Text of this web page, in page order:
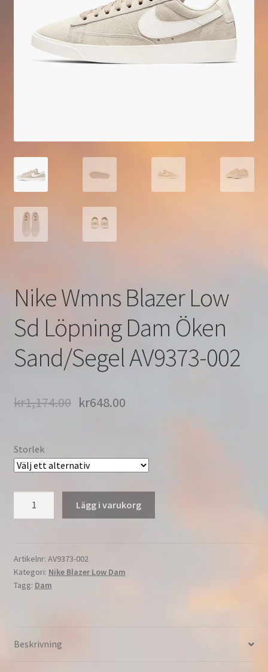
Nike Wmns Blazer Low
Sd Löpning Dam Öken
Sand/Segel AV9373-002
kr1,174.00 kr648.00
Storlek
Sd
Löpning
Dam
002
Lägg i varukorg
Artikelnr: AV9373-002
Kategori: Nike Blazer Low Dam
Tagg: Dam
Beskrivning